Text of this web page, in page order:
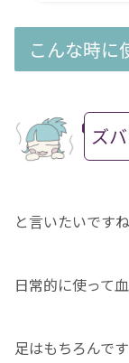
こんな時に
ズ
と言いたいです
日常的に使って
足はもちろんで